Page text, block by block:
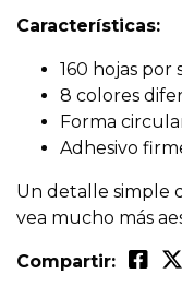
Características:
160 hojas por
8 colores
Forma
Adhesivo
Un detalle simple
vea mucho más
Compartir: